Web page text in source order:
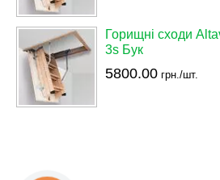
Горищні сходи
3s Бук
5800.00 грн./шт.